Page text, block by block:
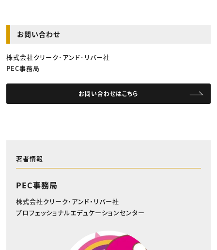
お問い合わせ
株式会社クリーク･アンド･リバー社
PEC事務局
お問い合わせはこちら
著者情報
PEC事務局
株式会社クリーク・アンド・リバー社
プロフェッショナルエデュケーションセンター